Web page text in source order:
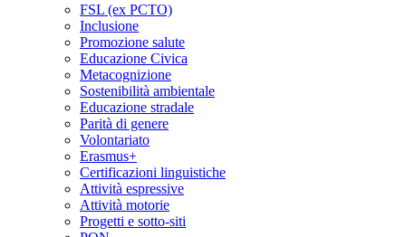
FSL (ex PCTO)
Inclusione
Promozione salute
Educazione Civica
Metacognizione
Sostenibilità ambientale
Educazione stradale
Parità di genere
Volontariato
Erasmus+
Certificazioni linguistiche
Attività espressive
Attività motorie
Progetti e sotto-siti